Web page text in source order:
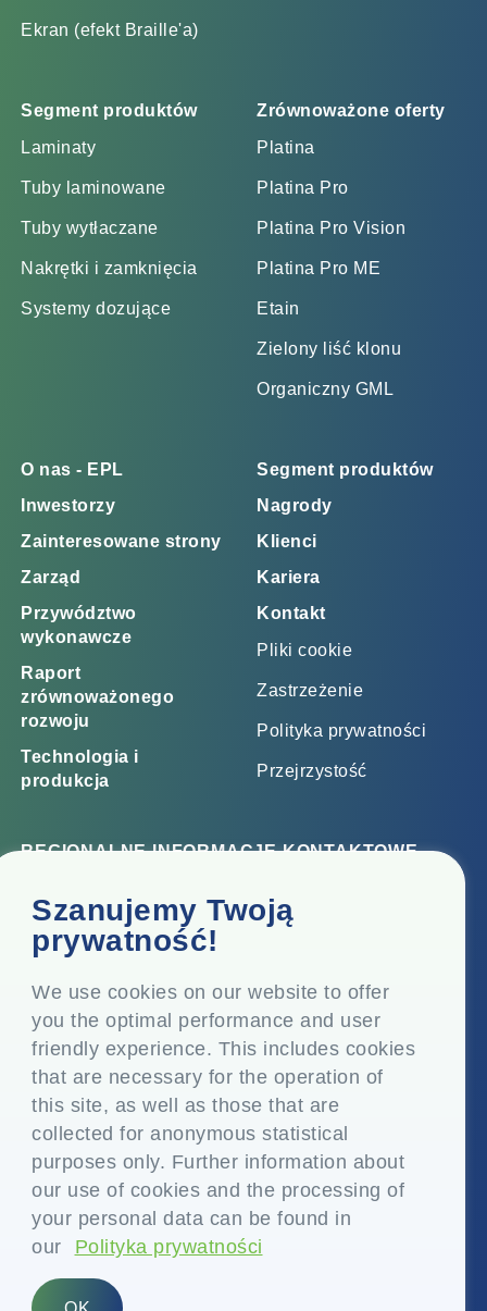
Szanujemy Twoją
prywatność!
We use cookies on our website to offer
you the optimal performance and user
friendly experience. This includes cookies
that are necessary for the operation of
this site, as well as those that are
collected for anonymous statistical
purposes only. Further information about
our use of cookies and the processing of
your personal data can be found in
our
Polityka prywatności
Ekran (efekt Braille'a)
Segment produktów
Laminaty
Tuby laminowane
Tuby wytłaczane
Nakrętki i zamknięcia
Systemy dozujące
Zrównoważone oferty
Platina
Platina Pro
Platina Pro Vision
Platina Pro ME
Etain
Zielony liść klonu
Organiczny GML
O nas - EPL
Inwestorzy
Zainteresowane strony
Zarząd
Przywództwo
wykonawcze
Raport
zrównoważonego
rozwoju
Technologia i
produkcja
Segment produktów
Nagrody
Klienci
Kariera
Kontakt
Pliki cookie
Zastrzeżenie
Polityka prywatności
Przejrzystość
REGIONALNE INFORMACJE KONTAKTOWE
Biuro korporacyjne
Top Floor, Times Tower, Kamala City, Senapati Bapat
Marg, Lower Parel, Mumbai - 400 013, Maharashtra,
Siedziba
P.O. Vasind, Taluka Shahapur, Dist. Thane - 421 604,
Maharashtra Indie
+91-22-24819000
info@eplglobal.com
Polish